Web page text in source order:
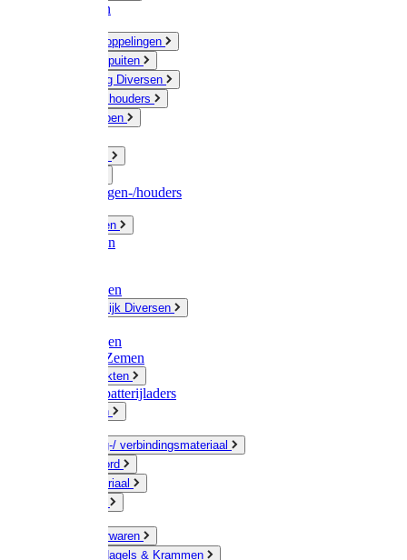
Meststoffen
Messing koppelingen
Gieters / Spuiten
Besproeiing Diversen
Slangen & houders
Waterpompen
Slangenwagen-/houders
Olie / Vetten
Chemicalien
Plasticzakken
Huishoudelijk Diversen
Zaksluitingen
Sponzen / Zemen
Zeepprodukten
Batterij & batterijladers
Zaklampen
Verpakking-/ verbindingsmateriaal
Touw / Koord
Afdekmateriaal
Kleine ijzerwaren
Spijkers, Nagels & Krammen